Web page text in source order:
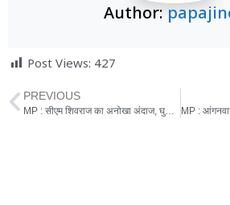
Author:
Post Views: 427
PREVIOUS
MP : सीएम शिवराज का अनोखा अंदाज, घुटनों के बल नीचे बैठकर हुए नतमस्तक